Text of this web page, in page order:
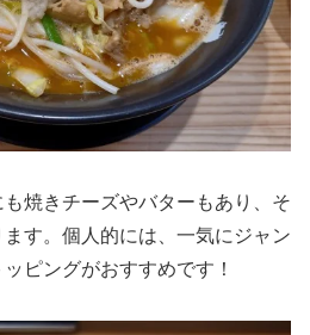
焼きチーズやバターもあり、そ
す。個人的には、一気にジャン
ピングがおすすめです！